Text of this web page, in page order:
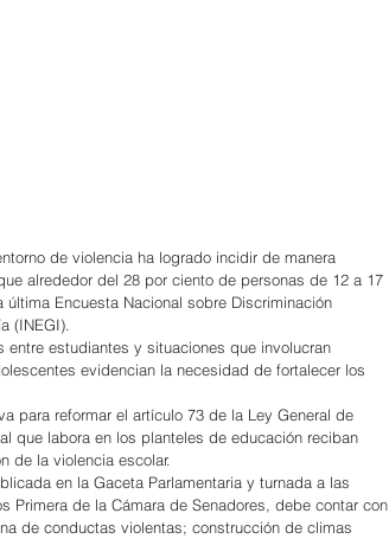
de violencia ha logrado incidir de manera
alrededor del 28 por ciento de personas de 12 a 17
Encuesta Nacional sobre Discriminación
(INEGI).
estudiantes y situaciones que involucran
evidencian la necesidad de fortalecer los
para reformar el artículo 73 de la Ley General de
que labora en los planteles de educación reciban
de la violencia escolar.
en la Gaceta Parlamentaria y turnada a las
de la Cámara de Senadores, debe contar con
de conductas violentas; construcción de climas